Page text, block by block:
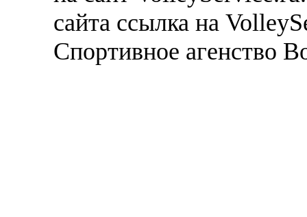
сайта ссылка на
Спортивное агенство